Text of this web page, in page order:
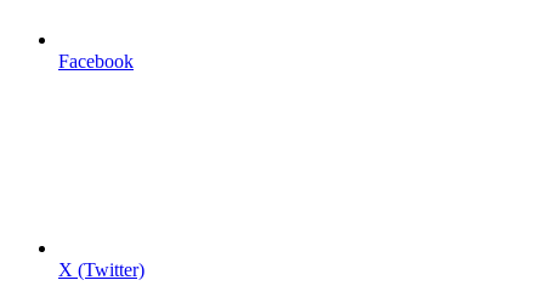
Facebook
X (Twitter)